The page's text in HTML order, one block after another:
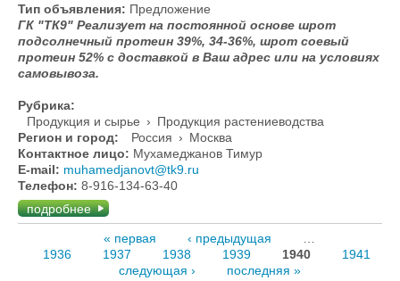
Тип объявления: Предложение
ГК "ТК9" Реализует на постоянной основе шрот
подсолнечный протеин 39%, 34-36%, шрот соевый
протеин 52% с доставкой в Ваш адрес или на условиях
самовывоза.
Рубрика:
Продукция и сырье › Продукция растениеводства
Регион и город:
Россия › Москва
Контактное лицо: Мухамеджанов Тимур
E-mail: muhamedjanovt@tk9.ru
Телефон: 8-916-134-63-40
подробнее
« первая ‹ предыдущая
1936
1937 1938 1939 1940
1941
следующая ›
последняя »